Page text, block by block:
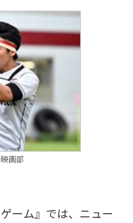
画部
ーム』では、ニュー